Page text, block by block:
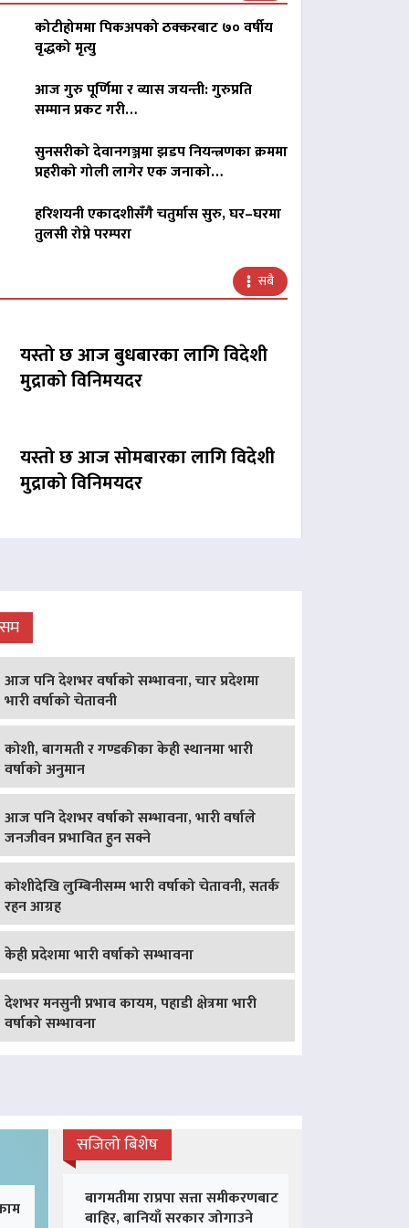
कोटीहोममा पिकअपको ठक्करबाट ७० वर्षीय
वृद्धको मृत्यु
आज गुरु पूर्णिमा र व्यास जयन्ती: गुरुप्रति
सम्मान प्रकट गरी…
सुनसरीको देवानगञ्जमा झडप नियन्त्रणका क्रममा
प्रहरीको गोली लागेर एक जनाको…
हरिशयनी एकादशीसँगै चतुर्मास सुरु, घर–घरमा
तुलसी रोप्ने परम्परा
सबै
यस्तो छ आज बुधबारका लागि विदेशी
मुद्राको विनिमयदर
यस्तो छ आज सोमबारका लागि विदेशी
मुद्राको विनिमयदर
आज पनि देशभर वर्षाको सम्भावना, चार प्रदेशमा
भारी वर्षाको चेतावनी
कोशी, बागमती र गण्डकीका केही स्थानमा भारी
वर्षाको अनुमान
आज पनि देशभर वर्षाको सम्भावना, भारी वर्षाले
जनजीवन प्रभावित हुन सक्ने
कोशीदेखि लुम्बिनीसम्म भारी वर्षाको चेतावनी, सतर्क
रहन आग्रह
केही प्रदेशमा भारी वर्षाको सम्भावना
देशभर मनसुनी प्रभाव कायम, पहाडी क्षेत्रमा भारी
वर्षाको सम्भावना
सजिलो बिशेष
बागमतीमा राप्रपा सत्ता समीकरणबाट
बाहिर, बानियाँ सरकार जोगाउने